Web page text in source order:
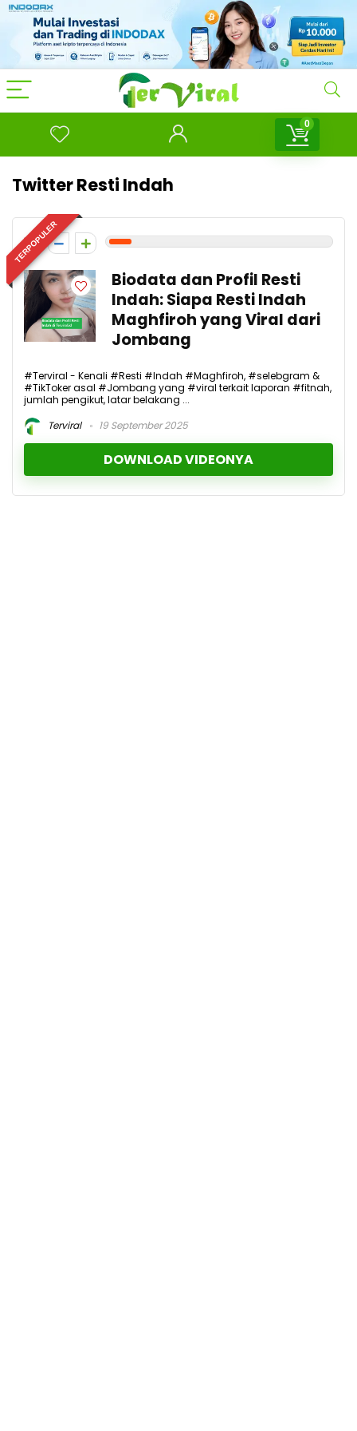
0
Twitter Resti Indah
TERPOPULER
1
Biodata dan Profil Resti
Indah: Siapa Resti Indah
Maghfiroh yang Viral dari
Jombang
#Terviral - Kenali #Resti #Indah #Maghfiroh, #selebgram &
#TikToker asal #Jombang yang #viral terkait laporan #fitnah,
jumlah pengikut, latar belakang ...
Terviral
19 September 2025
DOWNLOAD VIDEONYA